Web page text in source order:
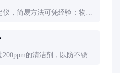
仪，简易方法可凭经验：物料
的清洁剂，以防不锈钢